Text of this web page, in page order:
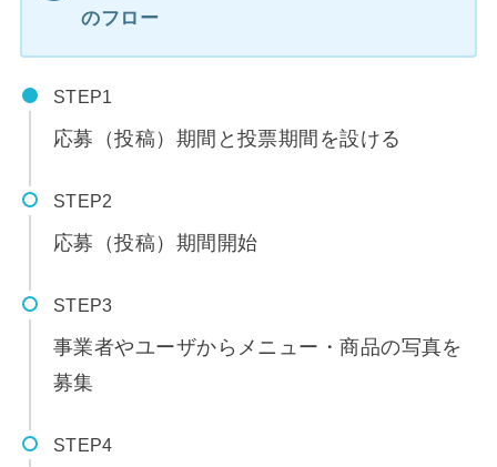
のフロー
STEP
応募（投稿）期間と投票期間を設ける
STEP
応募（投稿）期間開始
STEP
事業者やユーザからメニュー・商品の写真を
募集
STEP